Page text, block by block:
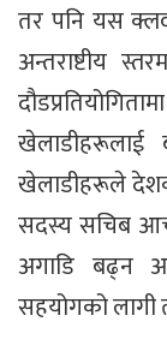
तर पनि यस
अन्तराष्टीय
खेलाडीहरूले
सदस्य सचिब
अगाडि बढ्न
सहयोगको लागी